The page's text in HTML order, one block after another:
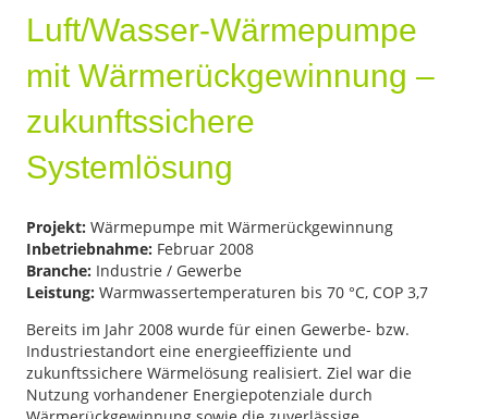
Luft/Wasser-Wärmepumpe
mit Wärmerückgewinnung –
zukunftssichere
Systemlösung
Projekt: Wärmepumpe mit Wärmerückgewinnung
Inbetriebnahme: Februar 2008
Branche: Industrie / Gewerbe
Leistung: Warmwassertemperaturen bis 70 °C, COP 3,7
Bereits im Jahr 2008 wurde für einen Gewerbe- bzw.
Industriestandort eine energieeffiziente und
zukunftssichere Wärmelösung realisiert. Ziel war die
Nutzung vorhandener Energiepotenziale durch